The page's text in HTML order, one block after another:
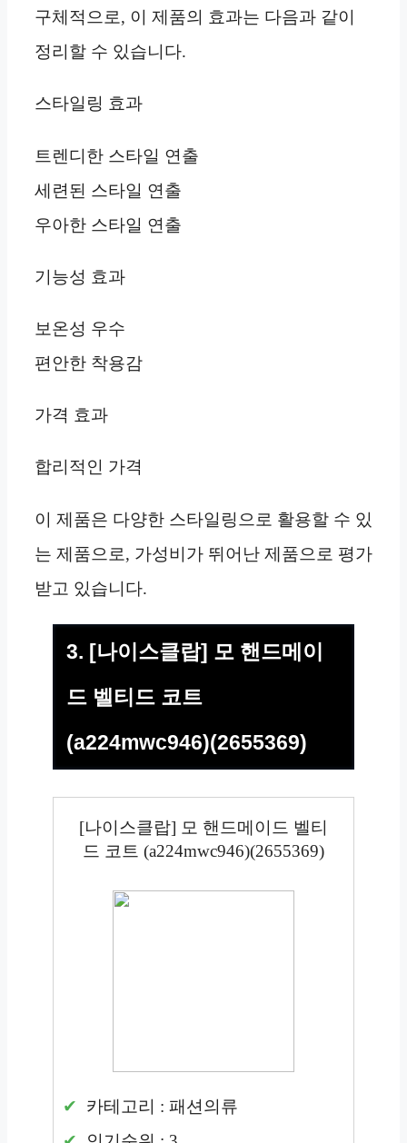
구체적으로, 이 제품의 효과는 다음과 같이
정리할 수 있습니다.
스타일링 효과
트렌디한 스타일 연출
세련된 스타일 연출
우아한 스타일 연출
기능성 효과
보온성 우수
편안한 착용감
가격 효과
합리적인 가격
이 제품은 다양한 스타일링으로 활용할 수 있
는 제품으로, 가성비가 뛰어난 제품으로 평가
받고 있습니다.
3. [나이스클랍] 모 핸드메이
드 벨티드 코트
(a224mwc946)(2655369)
[나이스클랍] 모 핸드메이드 벨티
드 코트 (a224mwc946)(2655369)
카테고리 : 패션의류